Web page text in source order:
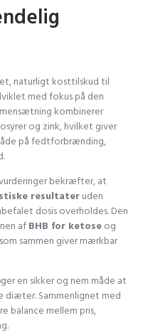
naturligt kosttilskud til
med fokus på den
kombinerer
og zink, hvilket giver
på fedtforbrænding,
bekræfter, at
resultateruden
dosis overholdes. Den
afBHB for ketoseog
sammen giver mærkbar
en sikker og nem måde at
Sammenlignet med
balance mellem pris,